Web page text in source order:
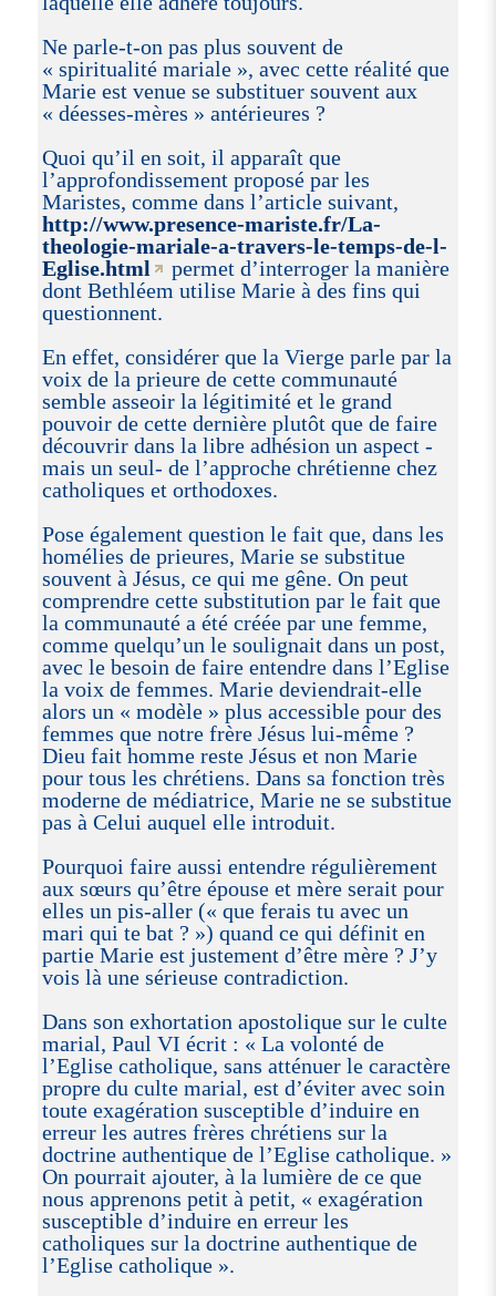
Ne parle-t-on pas plus souvent de
« spiritualité mariale », avec cette réalité que
Marie est venue se substituer souvent aux
« déesses-mères » antérieures ?
Quoi qu’il en soit, il apparaît que
l’approfondissement proposé par les
Maristes, comme dans l’article suivant,
http://www.presence-mariste.fr/La-
theologie-mariale-a-travers-le-temps-de-l-
Eglise.html
permet d’interroger la manière
dont Bethléem utilise Marie à des fins qui
questionnent.
En effet, considérer que la Vierge parle par la
voix de la prieure de cette communauté
semble asseoir la légitimité et le grand
pouvoir de cette dernière plutôt que de faire
découvrir dans la libre adhésion un aspect -
mais un seul- de l’approche chrétienne chez
catholiques et orthodoxes.
Pose également question le fait que, dans les
homélies de prieures, Marie se substitue
souvent à Jésus, ce qui me gêne. On peut
comprendre cette substitution par le fait que
la communauté a été créée par une femme,
comme quelqu’un le soulignait dans un post,
avec le besoin de faire entendre dans l’Eglise
la voix de femmes. Marie deviendrait-elle
alors un « modèle » plus accessible pour des
femmes que notre frère Jésus lui-même ?
Dieu fait homme reste Jésus et non Marie
pour tous les chrétiens. Dans sa fonction très
moderne de médiatrice, Marie ne se substitue
pas à Celui auquel elle introduit.
Pourquoi faire aussi entendre régulièrement
aux sœurs qu’être épouse et mère serait pour
elles un pis-aller (« que ferais tu avec un
mari qui te bat ? ») quand ce qui définit en
partie Marie est justement d’être mère ? J’y
vois là une sérieuse contradiction.
Dans son exhortation apostolique sur le culte
marial, Paul VI écrit : « La volonté de
l’Eglise catholique, sans atténuer le caractère
propre du culte marial, est d’éviter avec soin
toute exagération susceptible d’induire en
erreur les autres frères chrétiens sur la
doctrine authentique de l’Eglise catholique. »
On pourrait ajouter, à la lumière de ce que
nous apprenons petit à petit, « exagération
susceptible d’induire en erreur les
catholiques sur la doctrine authentique de
l’Eglise catholique ».